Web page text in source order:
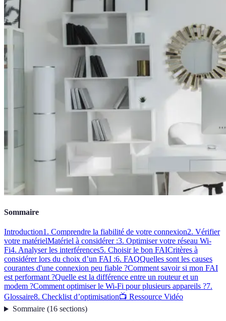
Sommaire
Introduction1. Comprendre la fiabilité de votre connexion2. Vérifier
votre matérielMatériel à considérer :3. Optimiser votre réseau Wi-
Fi4. Analyser les interférences5. Choisir le bon FAICritères à
considérer lors du choix d’un FAI :6. FAQQuelles sont les causes
courantes d'une connexion peu fiable ?Comment savoir si mon FAI
est performant ?Quelle est la différence entre un routeur et un
modem ?Comment optimiser le Wi-Fi pour plusieurs appareils ?7.
Glossaire8. Checklist d’optimisation📺 Ressource Vidéo
Sommaire(16 sections)